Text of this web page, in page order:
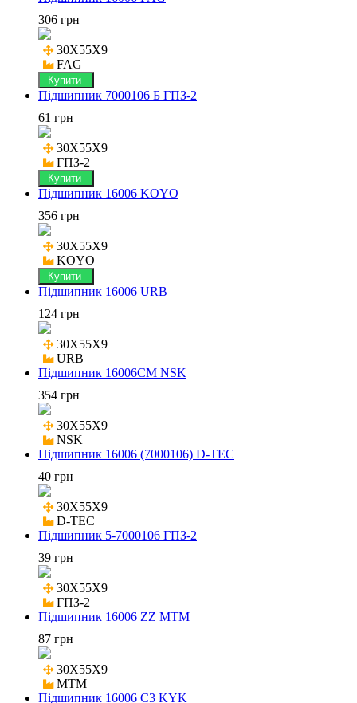
306 грн
30X55X9
FAG
Купити
Підшипник 7000106 Б ГПЗ-2
61 грн
30X55X9
ГПЗ-2
Купити
Підшипник 16006 KOYO
356 грн
30X55X9
KOYO
Купити
Підшипник 16006 URB
124 грн
30X55X9
URB
Підшипник 16006CM NSK
354 грн
30X55X9
NSK
Підшипник 16006 (7000106) D-TEC
40 грн
30X55X9
D-TEC
Підшипник 5-7000106 ГПЗ-2
39 грн
30X55X9
ГПЗ-2
Підшипник 16006 ZZ MTM
87 грн
30X55X9
MTM
Підшипник 16006 C3 KYK